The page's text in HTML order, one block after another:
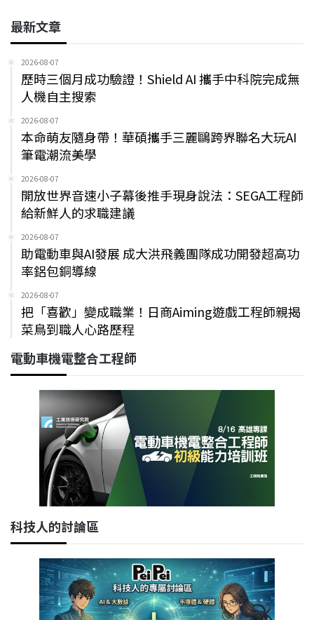
最新文章
2026-08-07
歷時三個月成功驗證！Shield AI 攜手中科院完成無
人機自主搜索
2026-08-07
本命萌友隨身帶！華碩攜手三麗鷗跨界聯名大玩AI
筆電潮流美學
2026-08-07
開放世界音速小子幕後推手現身說法：SEGA工程師
給新鮮人的求職建議
2026-08-07
助電動車與AI發展 成大洪飛義團隊成功開發超高功
率鋁包銅導線
2026-08-07
把「喜歡」變成職業！日商Aiming遊戲工程師親揭
菜鳥到職人心路歷程
電動車機電整合工程師
科技人的討論區